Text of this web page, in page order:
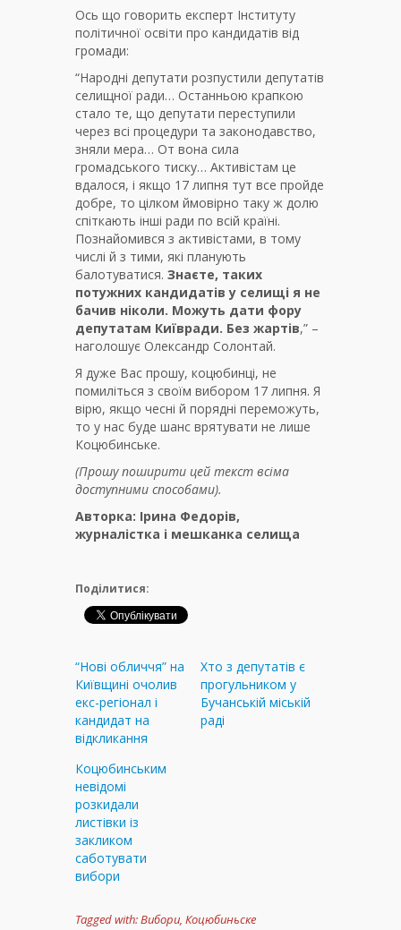
Ось що говорить експерт Інституту
політичної освіти про кандидатів від
громади:
“Народні депутати розпустили депутатів
селищної ради… Останньою крапкою
стало те, що депутати переступили
через всі процедури та законодавство,
зняли мера… От вона сила
громадського тиску… Активістам це
вдалося, і якщо 17 липня тут все пройде
добре, то цілком ймовірно таку ж долю
спіткають інші ради по всій країні.
Познайомився з активістами, в тому
числі й з тими, які планують
балотуватися. Знаєте, таких
потужних кандидатів у селищі я не
бачив ніколи. Можуть дати фору
депутатам Київради. Без жартів,” –
наголошує Олександр Солонтай.
Я дуже Вас прошу, коцюбинці, не
помиліться з своїм вибором 17 липня. Я
вірю, якщо чесні й порядні переможуть,
то у нас буде шанс врятувати не лише
Коцюбинське.
(Прошу поширити цей текст всіма
доступними способами).
Авторка: Ірина Федорів,
журналістка і мешканка селища
Поділитися:
“Нові обличчя” на
Київщині очолив
екс-регіонал і
кандидат на
відкликання
Хто з депутатів є
прогульником у
Бучанській міській
раді
Коцюбинським
невідомі
розкидали
листівки із
закликом
саботувати
вибори
Tagged with:Вибори Коцюбиньске